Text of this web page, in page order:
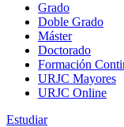
Grado
Doble Grado
Máster
Doctorado
Formación
URJC Mayores
URJC Online
Estudiar